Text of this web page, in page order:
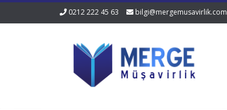
0212 222 45 63 bilgi@mergemusavirlik.com